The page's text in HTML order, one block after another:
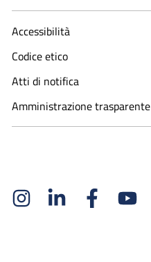
Accessibilità
Codice etico
Atti di notifica
Amministrazione trasparente